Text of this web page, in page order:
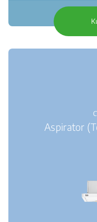
Aspirator